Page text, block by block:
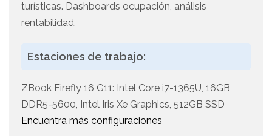
turísticas. Dashboards ocupación, análisis
rentabilidad.
Estaciones de trabajo:
ZBook Firefly 16 G11: Intel Core i7-1365U, 16GB
DDR5-5600, Intel Iris Xe Graphics, 512GB SSD
Encuentra más configuraciones